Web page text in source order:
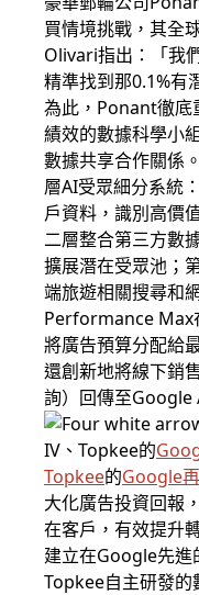
買情境挑戰，其全
Olivari指出：「我
精準找到那0.1%有
為此，Ponant徹底
績效的數據科學小
數據共享合作關係
層AI受眾細分系統
戶資料，識別高價
二層整合第三方數
擴展潛在受眾池；
端旅遊相關搜尋和
Performance Max
將廣告預算分配給
還創新地將線下銷
詢）回傳至Google
IV、Topkee的
Topkee的Google
大化廣告投資回報
在客戶，有效提升
建立在Google先進
Topkee自主研發的